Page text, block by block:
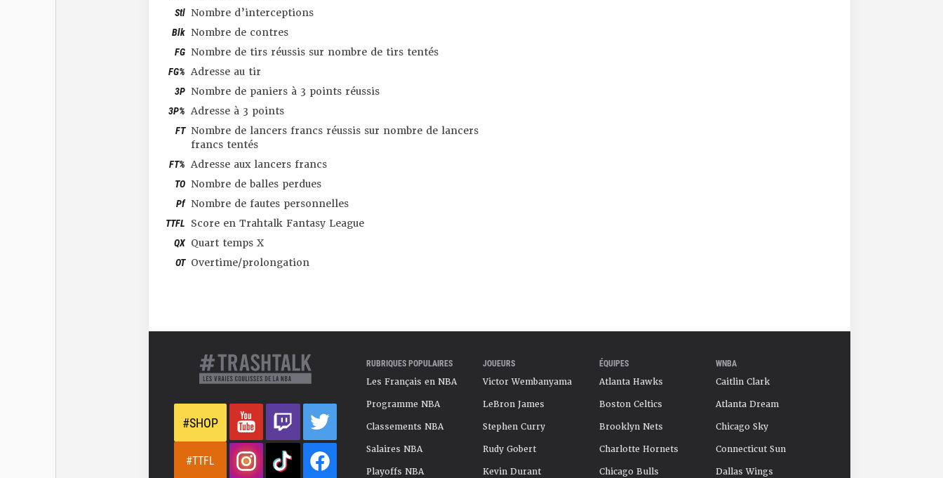
Stl Nombre d’interceptions
Blk Nombre de contres
FG Nombre de tirs réussis sur nombre de tirs tentés
FG% Adresse au tir
3P Nombre de paniers à 3 points réussis
3P% Adresse à 3 points
FT Nombre de lancers francs réussis sur nombre de lancers
francs tentés
FT% Adresse aux lancers francs
TO Nombre de balles perdues
Pf Nombre de fautes personnelles
TTFL Score en Trahtalk Fantasy League
QX Quart temps X
OT Overtime/prolongation
#SHOP
#TTFL
RUBRIQUES POPULAIRES
Les Français en NBA
Programme NBA
Classements NBA
Salaires NBA
Playoffs NBA
JOUEURS
Victor Wembanyama
LeBron James
Stephen Curry
Rudy Gobert
Kevin Durant
ÉQUIPES
Atlanta Hawks
Boston Celtics
Brooklyn Nets
Charlotte Hornets
Chicago Bulls
WNBA
Caitlin Clark
Atlanta Dream
Chicago Sky
Connecticut Sun
Dallas Wings